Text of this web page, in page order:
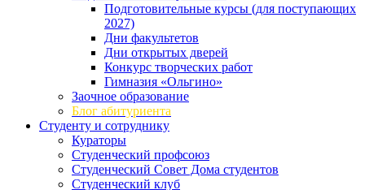
Подготовительные курсы (для поступающих
2027)
Дни факультетов
Дни открытых дверей
Конкурс творческих работ
Гимназия «Ольгино»
Заочное образование
Блог абитуриента
Студенту и сотруднику
Кураторы
Студенческий профсоюз
Студенческий Совет Дома студентов
Студенческий клуб